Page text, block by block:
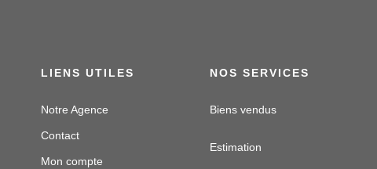
LIENS UTILES
Notre Agence
Contact
Mon compte
NOS SERVICES
Biens vendus
Estimation